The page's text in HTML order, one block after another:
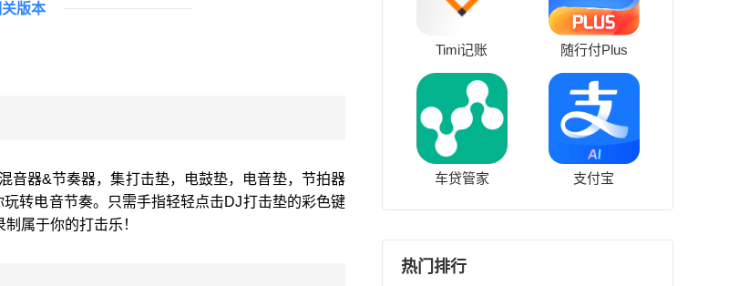
版本
音器&节奏器，集打击垫，电鼓垫，电音垫，节拍器
转电音节奏。只需手指轻轻点击DJ打击垫的彩色键
属于你的打击乐！
Timi记账 随行付Plus
车贷管家 支付宝
热门排行